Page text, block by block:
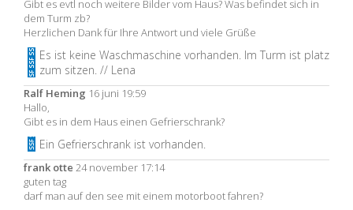
Gibt es evtl noch weitere Bilder vom Haus? Was befindet sich in
dem Turm zb?
Herzlichen Dank für Ihre Antwort und viele Grüße
Es ist keine Waschmaschine vorhanden. Im Turm ist platz
zum sitzen. // Lena
Ralf Heming 16 juni 19:59
Hallo,
Gibt es in dem Haus einen Gefrierschrank?
Ein Gefrierschrank ist vorhanden.
frank otte 24 november 17:14
guten tag
darf man auf den see mit einem motorboot fahren?